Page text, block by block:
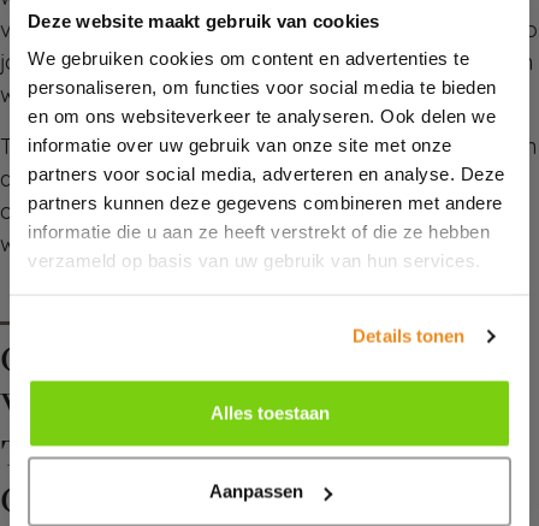
Deze website maakt gebruik van cookies
We gebruiken cookies om content en advertenties te
personaliseren, om functies voor social media te bieden
en om ons websiteverkeer te analyseren. Ook delen we
informatie over uw gebruik van onze site met onze
partners voor social media, adverteren en analyse. Deze
partners kunnen deze gegevens combineren met andere
informatie die u aan ze heeft verstrekt of die ze hebben
verzameld op basis van uw gebruik van hun services.
Details tonen
Alles toestaan
Aanpassen
verwerkingen. Daarnaast verstrekt TOON woonstudio
jouw persoonsgegevens aan andere derden. Dit doen
wij alleen met jouw nadrukkelijke toestemming.
TOON woonstudio verstrekt uitsluitend aan derden en
alleen als dit nodig is voor de uitvoering van onze
overeenkomst met jou of om te voldoen aan een
wettelijke verplichting.
COOKIES, OF
VERGELIJKBARE
TECHNIEKEN, DIE WIJ
GEBRUIKEN